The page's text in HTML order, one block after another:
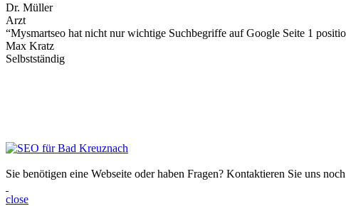
Dr. Müller
Arzt
“Mysmartseo hat nicht nur wichtige Suchbegriffe auf Google Seite 1
Max Kratz
Selbstständig
Sie benötigen eine Webseite oder haben Fragen? Kontaktieren Sie uns
close